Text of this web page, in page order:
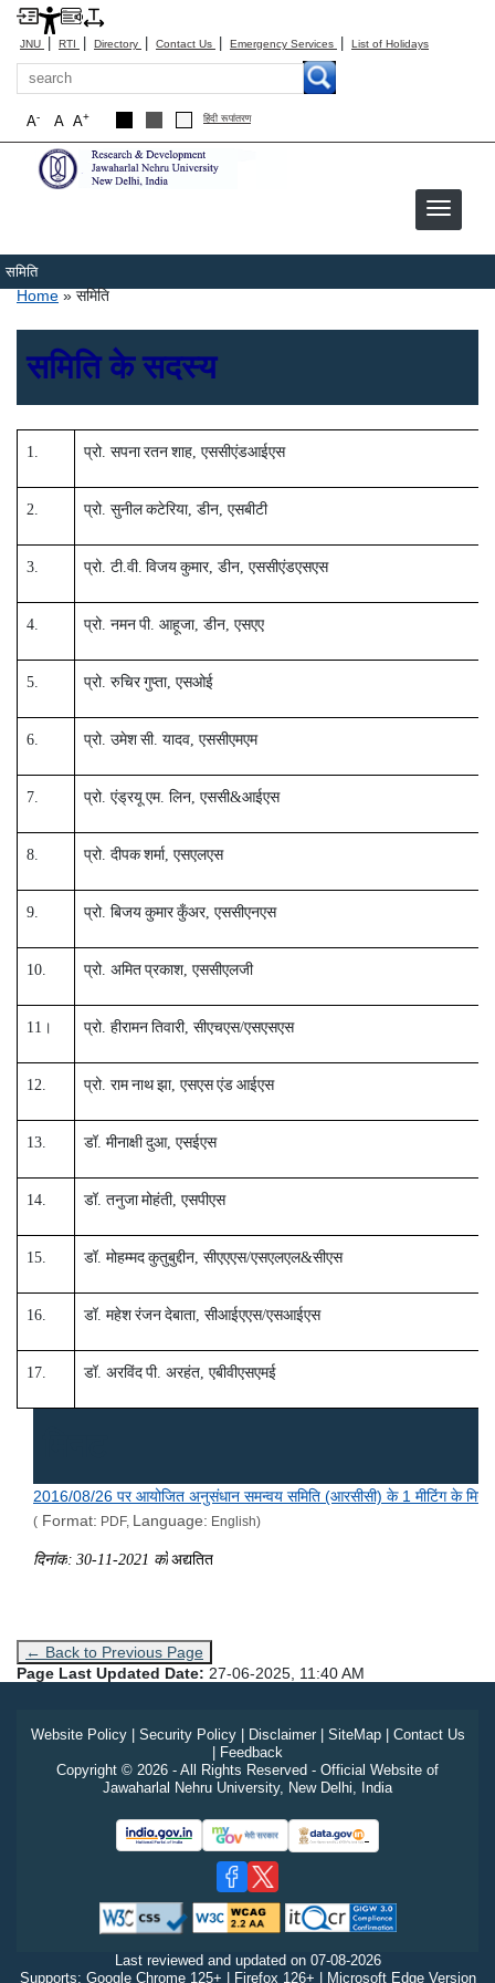
JNU | RTI | Directory | Contact Us | Emergency Services | List of Holidays
Search
A+
A
A- हिंदी रूपांतरण
समिति
Breadcrumb
Home समिति
समिति के सदस्य
1. प्रो. सपना रतन शाह एससीएंडआईएस
2. प्रो. सुनील कटेरिया, डीन एसबीटी
3. प्रो. टी.वी. विजय कुमार, डीन एससीएंडएसएस
4. प्रो. नमन पी. आहूजा, डीन एसएए
5. प्रो. रुचिर गुप्ता, एसओई
6. प्रो. उमेश सी. यादव एससीएमएम
7. प्रो. एंड्रयू एम. लिन एससी&आईएस
8. प्रो. दीपक शर्मा, एसएलएस
9. प्रो. बिजय कुमार कुँअर, एससीएनएस
10. प्रो. अमित प्रकाश एससीएलजी
11 । प्रो. हीरामन तिवारी, सीएचएस/एसएसएस
12. प्रो. राम नाथ झा, एसएस एंड आईएस
13. डॉ. मीनाक्षी दुआ, एसईएस
14. डॉ. तनुजा मोहंती, एसपीएस
15. डॉ. मोहम्मद कुतुबुद्दीन सीएएएस/एसएलएल&सीएस
16. डॉ. महेश रंजन देबाता, सीआईएएस/एसआईएस
17. डॉ. अरविंद पी. अरहंत एबीवीएसएमई
2016/08/26 पर आयोजित अनुसंधान समन्वय समिति (आरसीसी) के 1 मीटिंग के
( Format: PDF, Language: English)
दिनांक: 30-11-2021 को अद्यतित
← Back to Previous Page
Page Last Updated Date: 27-06-2025, 11:40 AM
Website Policy| Security Policy| Disclaimer| SiteMap| Contact Us
Feedback
Copyright © 2026 - All Rights Reserved - Official Website of
Jawaharlal Nehru University, New Delhi, India
Last reviewed and updated on 07-08-2026
Supports: Google Chrome 125+ | Firefox 126+ | Microsoft Edge Version